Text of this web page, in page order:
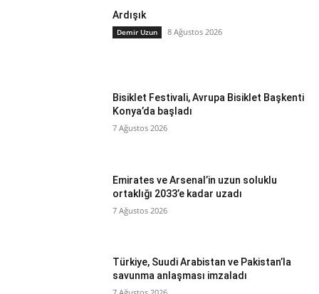
Ardışık
Demir Uzun 8 Ağustos 2026
Bisiklet Festivali, Avrupa Bisiklet Başkenti
Konya’da başladı
7 Ağustos 2026
Emirates ve Arsenal’in uzun soluklu
ortaklığı 2033’e kadar uzadı
7 Ağustos 2026
Türkiye, Suudi Arabistan ve Pakistan’la
savunma anlaşması imzaladı